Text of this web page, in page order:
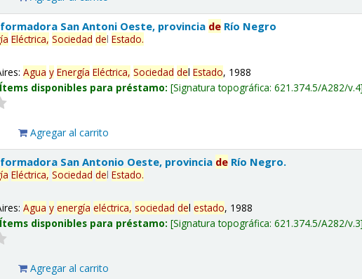
San Antoni Oeste, provincia de Río Negro
Eléctrica, Sociedad delEstado.
Agua y Energía Eléctrica, Sociedad delEstado, 1988
Ítems disponibles para préstamo: Signatura topográfica:621.374.5/A282/v.4
Agregar al carrito
San Antonio Oeste, provincia de Río Negro.
Eléctrica, Sociedad delEstado.
Agua y energía eléctrica, sociedad delestado, 1988
Ítems disponibles para préstamo: Signatura topográfica:621.374.5/A282/v.3
Agregar al carrito